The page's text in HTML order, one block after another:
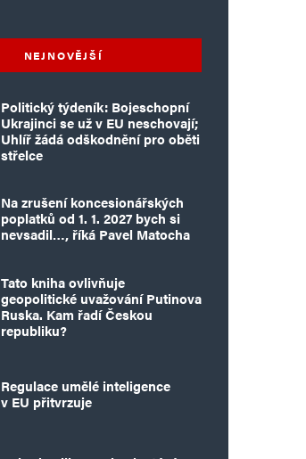
NEJNOVĚJŠÍ
Politický týdeník: Bojeschopní
Ukrajinci se už v EU neschovají;
Uhlíř žádá odškodnění pro oběti
střelce
Na zrušení koncesionářských
poplatků od 1. 1. 2027 bych si
nevsadil…, říká Pavel Matocha
Tato kniha ovlivňuje
geopolitické uvažování Putinova
Ruska. Kam řadí Českou
republiku?
Regulace umělé inteligence
v EU přitvrzuje